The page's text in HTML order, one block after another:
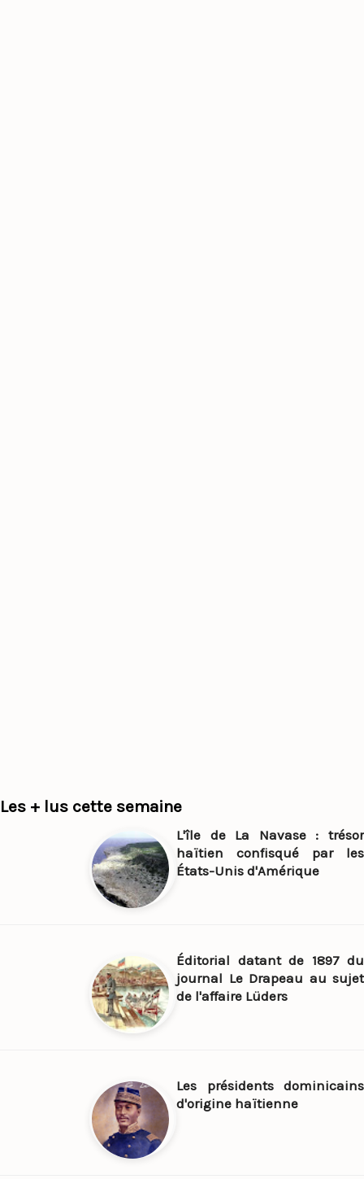
Les + lus cette semaine
L'île de La Navase : trésor
haïtien confisqué par les
États-Unis d'Amérique
Éditorial datant de 1897 du
journal Le Drapeau au sujet
de l'affaire Lüders
Les présidents dominicains
d'origine haïtienne